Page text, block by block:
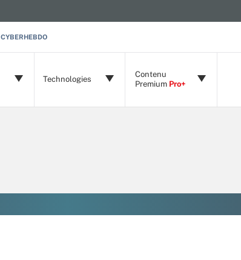
CYBERHEBDO
Technologies
Contenu
Premium Pro+